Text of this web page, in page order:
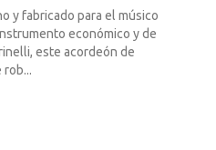
y fabricado para el músico
económico y de
este acordeón de